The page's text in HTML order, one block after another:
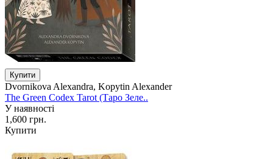
Dvornikova Alexandra, Kopytin Alexander
The Green Codex Tarot (Таро Зеле..
У наявності
1,600 грн.
Купити